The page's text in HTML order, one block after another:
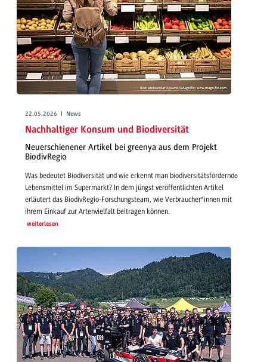
22.05.2026 | News
Nachhaltiger Konsum und Biodiversität
Neuerschienener Artikel bei greenya aus dem Projekt
BiodivRegio
Was bedeutet Biodiversität und wie erkennt man biodiversitätsfördernde
Lebensmittel im Supermarkt? In dem jüngst veröffentlichten Artikel
erläutert das BiodivRegio-Forschungsteam, wie Verbraucher*innen mit
ihrem Einkauf zur Artenvielfalt beitragen können.
weiterlesen